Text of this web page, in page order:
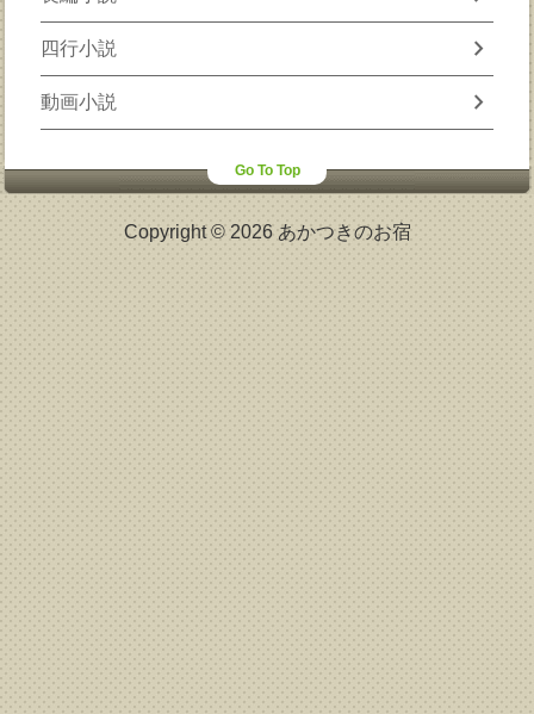
四行小説 chevron_right
動画小説 chevron_right
Go To Top
Copyright © 2026 あかつきのお宿